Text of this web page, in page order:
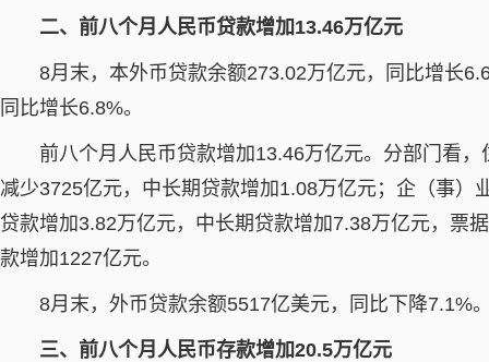
二、前八个月人民币贷款增加13.46万亿元
8月末，本外币贷款余额273.02万亿元，同比增长
同比增长6.8%。
前八个月人民币贷款增加13.46万亿元。分部门看
减少3725亿元，中长期贷款增加1.08万亿元；企（事）
贷款增加3.82万亿元，中长期贷款增加7.38万亿元，票
款增加1227亿元。
8月末，外币贷款余额5517亿美元，同比下降7.1%
三、前八个月人民币存款增加20.5万亿元